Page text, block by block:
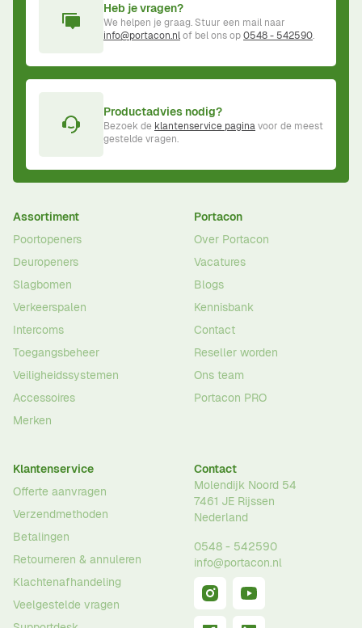
Heb je vragen?
We helpen je graag. Stuur een mail naar
info@portacon.nlof bel ons op0548 - 542590.
Productadvies nodig?
Bezoek de klantenservice paginavoor de meest
gestelde vragen.
Assortiment
Poortopeners
Deuropeners
Slagbomen
Verkeerspalen
Intercoms
Toegangsbeheer
Veiligheidssystemen
Accessoires
Merken
Portacon
Over Portacon
Vacatures
Blogs
Kennisbank
Contact
Reseller worden
Ons team
Portacon PRO
Klantenservice
Offerte aanvragen
Verzendmethoden
Betalingen
Retourneren & annuleren
Klachtenafhandeling
Veelgestelde vragen
Contact
Molendijk Noord 54
7461 JE Rijssen
Nederland
0548 - 542590
info@portacon.nl